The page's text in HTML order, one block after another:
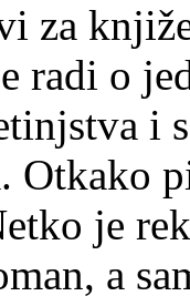
za
radi o
i
Otkako
je
a